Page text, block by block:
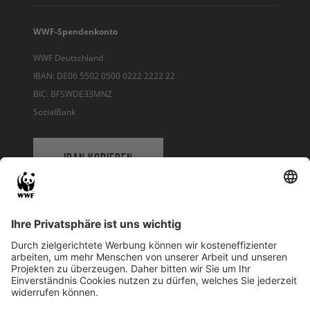
WWF-Spendenkonto
WWF Deutschland
IBAN: DE06 5502 0500 0222 2222 22
BIC: BFSWDE33MNZ
SozialBank
IBAN KOPIEREN
WWF Deutschland
Reinhardtstr. 18
10117 Berlin